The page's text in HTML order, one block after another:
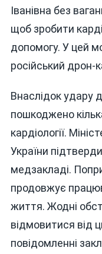
Іванівна без
щоб зробити
допомогу. У цей
російський дрон-
Внаслідок удару
пошкоджено
кардіології.
України
медзакладі.
продовжує
життя. Жодні
відмовитися від
повідомленні